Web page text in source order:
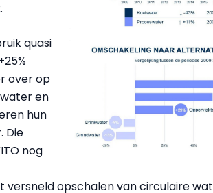
quasi
over op
en
hun
Die
nog
versneld opschalen van circulaire